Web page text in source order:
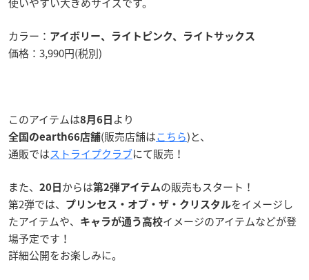
カラー： アイボリー、ライトピンク、ライトサックス
価格：3,990円(税別)
このアイテムは8月6日 より
全国のearth66店舗(販売店舗はこちら)と、
通販ではストライプクラブにて販売！
また、 20日 からは第2弾アイテムの販売もスタート！
第2弾では、
プリンセス・オブ・ザ・クリスタルをイメージし
たアイテムや、
キャラが通う高校イメージのアイテムなどが登
場予定です！
詳細公開をお楽しみに。